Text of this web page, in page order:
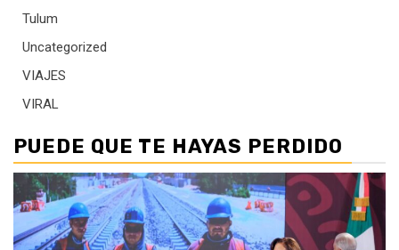
Tulum
Uncategorized
VIAJES
VIRAL
PUEDE QUE TE HAYAS PERDIDO